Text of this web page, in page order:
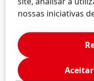
nossas iniciativas